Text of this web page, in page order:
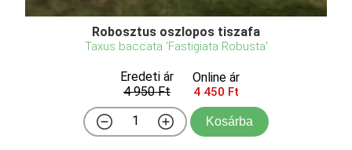
Robosztus oszlopos tiszafa
Taxus baccata 'Fastigiata Robusta'
Eredeti ár
4 950 Ft
Online ár
4 450 Ft
Kosárba